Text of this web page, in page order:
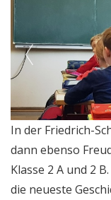
In der Friedrich-
dann ebenso
Klasse 2 A und 2
die neueste